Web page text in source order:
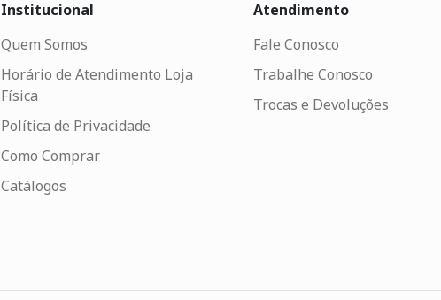
Institucional
Quem Somos
Horário de Atendimento Loja
Física
Política de Privacidade
Como Comprar
Catálogos
Atendimento
Fale Conosco
Trabalhe Conosco
Trocas e Devoluções